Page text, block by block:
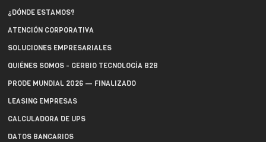
¿DÓNDE ESTAMOS?
ATENCIÓN CORPORATIVA
SOLUCIONES EMPRESARIALES
QUIÉNES SOMOS - GERBIO TECNOLOGÍA B2B
PRODE MUNDIAL 2026 — FINALIZADO
LEASING EMPRESAS
CALCULADORA DE UPS
DATOS BANCARIOS